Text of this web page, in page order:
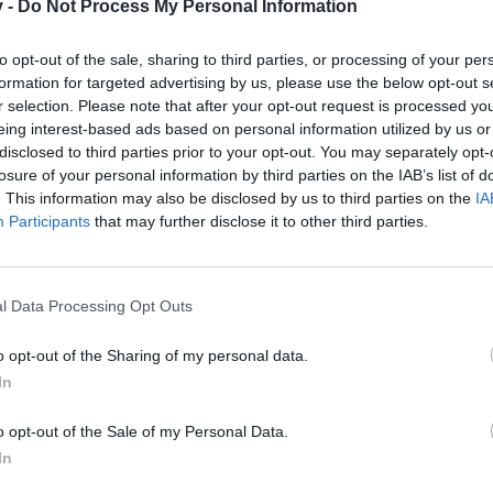
- Do Not Process My Personal Information
opt-out of the sale, sharing to third parties, or processing of your
for targeted advertising by us, please use the below opt-out
selection. Please note that after your opt-out request is processed
interest-based ads based on personal information utilized by us
to third parties prior to your opt-out. You may separately
of your personal information by third parties on the IAB’s list of
This information may also be disclosed by us to third parties on the
Participants that may further disclose it to other third parties.
Data Processing Opt Outs
opt-out of the Sharing of my personal data.
opt-out of the Sale of my Personal Data.
се, ако нямате собствен акаунт. Ние очакваме с
"Тайната на Дядо Коледа"
пристигна във фермата и е готов да раздава подаръци и
Но кой се крие зад червения костюм и
Разбери в този специален куест!
Край: 12 декември 2016 в 15:00 ч.